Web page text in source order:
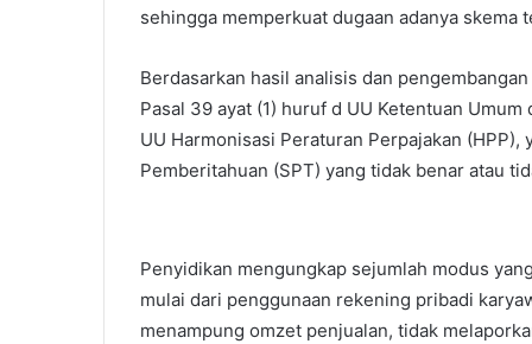
sehingga memperkuat dugaan adanya
Berdasarkan hasil analisis dan
Pasal 39 ayat (1) huruf d UU Ketentuan
UU Harmonisasi Peraturan Perpajakan
Pemberitahuan (SPT) yang tidak benar atau
Penyidikan mengungkap sejumlah modus
mulai dari penggunaan rekening pribadi
menampung omzet penjualan, tidak